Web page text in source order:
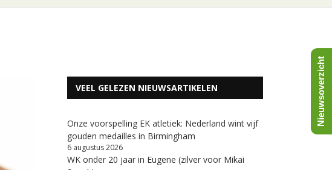
VEEL GELEZEN NIEUWSARTIKELEN
Onze voorspelling EK atletiek: Nederland wint vijf
gouden medailles in Birmingham
6 augustus 2026
WK onder 20 jaar in Eugene (zilver voor Mikai
Nieuwsoverzicht